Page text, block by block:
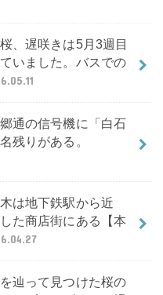
、遅咲きは5月3週目
いました。バスでの
通の信号機に「白石
残りがある。
は地下鉄駅から近
た商店街にある【本
を辿って見つけた桜の